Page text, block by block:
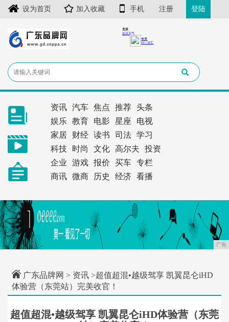
设为首页 加入收藏 手机 注册 登陆
资讯 汽车 焦点 推荐
头条
娱乐
教育 电影 星座
电视
家居
财经 读书 司法
学习
科技
时尚 文化 高尔夫
投资
企业
游戏 报价 买车
专栏
商讯
微商 历史 经济 看播
广告
广东品牌网 > 资讯 >超值超混•越级驾享 凯翼昆仑iHD
体验营（东莞站）完美收官！
超值超混•越级驾享 凯翼昆仑iHD体验营（东莞